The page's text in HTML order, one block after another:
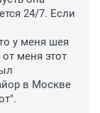
24/7. Если
у меня шея
меня этот
в Москве